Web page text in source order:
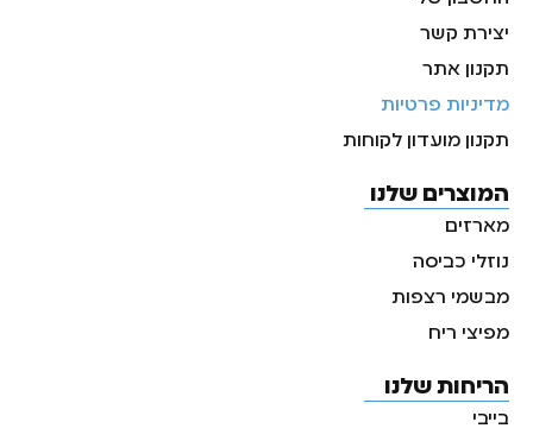
יצירת קשר
תקנון אתר
מדיניות פרטיות
תקנון מועדון לקוחות
המוצרים שלנו
מארזים
נוזלי כביסה
מבשמי רצפות
מפיצי ריח
הריחות שלנו
בייבי